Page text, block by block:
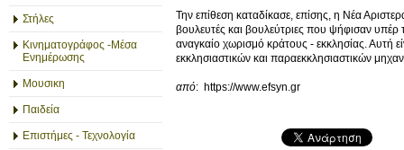
Στήλες
Κινηματογράφος -Μέσα
Ενημέρωσης
Μουσικη
Παιδεία
Επιστήμες - Τεχνολογία
Την επίθεση καταδίκασε, επίσης, η Νέα
βουλευτές και βουλεύτριες που ψήφισαν υπέρ
αναγκαίο χωρισμό κράτους - εκκλησίας. Αυτή
εκκλησιαστικών και παραεκκλησιαστικών
από: https://www.efsyn.gr